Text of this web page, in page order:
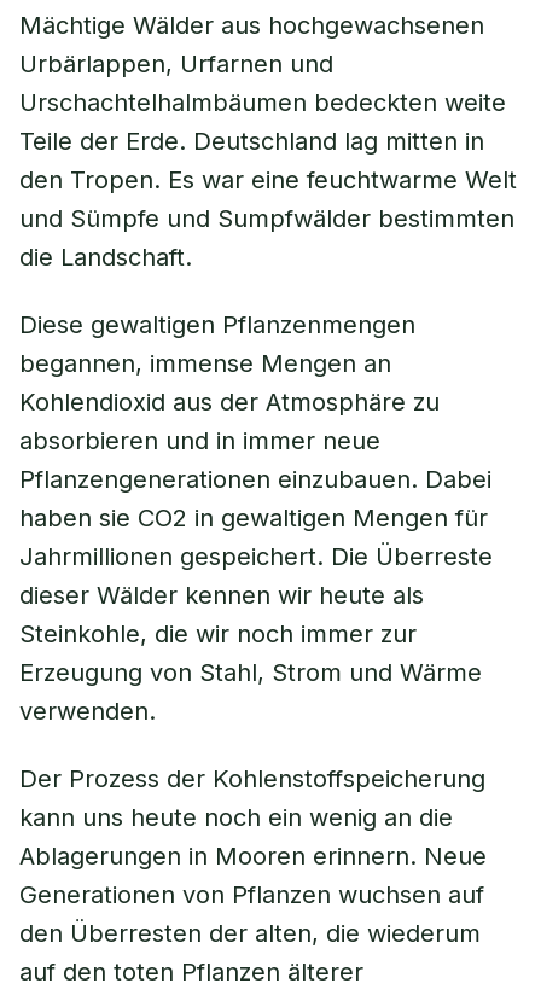
Mächtige Wälder aus hochgewachsenen
Urbärlappen, Urfarnen und
Urschachtelhalmbäumen bedeckten weite
Teile der Erde. Deutschland lag mitten in
den Tropen. Es war eine feuchtwarme Welt
und Sümpfe und Sumpfwälder bestimmten
die Landschaft.
Diese gewaltigen Pflanzenmengen
begannen, immense Mengen an
Kohlendioxid aus der Atmosphäre zu
absorbieren und in immer neue
Pflanzengenerationen einzubauen. Dabei
haben sie CO2 in gewaltigen Mengen für
Jahrmillionen gespeichert. Die Überreste
dieser Wälder kennen wir heute als
Steinkohle, die wir noch immer zur
Erzeugung von Stahl, Strom und Wärme
verwenden.
Der Prozess der Kohlenstoffspeicherung
kann uns heute noch ein wenig an die
Ablagerungen in Mooren erinnern. Neue
Generationen von Pflanzen wuchsen auf
den Überresten der alten, die wiederum
auf den toten Pflanzen älterer